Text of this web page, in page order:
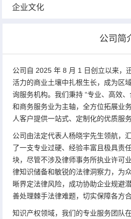
企业文化
公司简
公司自 2025 年 8 月 1 日创立以来，
活力的商业土壤中扎根生长，成为区
询服务机构。我们秉持 “专业、高效
和商务服务业为主轴，全方位拓展业
人客户提供一站式、定制化的优质服务
公司由法定代表人杨晓宇先生领航，
了一支专业过硬、经验丰富且极具责
块，尽管不涉及律师事务所执业许可
律知识储备和敏锐的法律洞察力，为
晰界定法律风险，成功协助企业规避
善处理棘手法律难题，切实保障各方合
知识产权领域，我们的专业服务团队